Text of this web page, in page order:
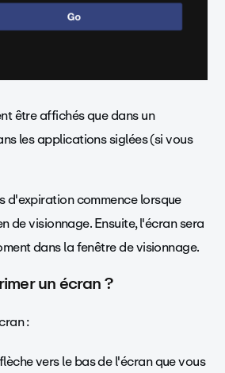
être affichés que dans un
les applications siglées (si vous
d'expiration commence lorsque
de visionnage. Ensuite, l'écran sera
dans la fenêtre de visionnage.
un écran ?
:
vers le bas de l'écran que vous